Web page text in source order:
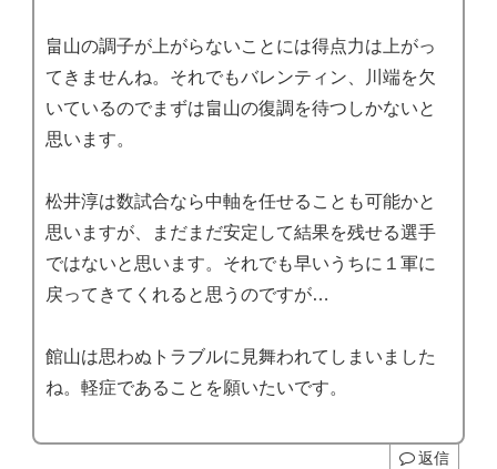
畠山の調子が上がらないことには得点力は上がっ
てきませんね。それでもバレンティン、川端を欠
いているのでまずは畠山の復調を待つしかないと
思います。
松井淳は数試合なら中軸を任せることも可能かと
思いますが、まだまだ安定して結果を残せる選手
ではないと思います。それでも早いうちに１軍に
戻ってきてくれると思うのですが…
館山は思わぬトラブルに見舞われてしまいました
ね。軽症であることを願いたいです。
返信